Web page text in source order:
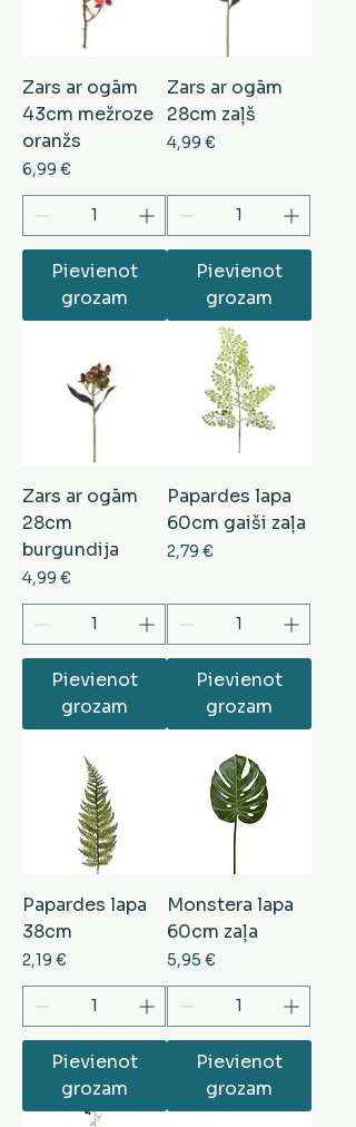
Zars ar ogām
43cm mežroze
oranžs
Cena
6,99 €
Pievienot
grozam
Zars ar ogām
28cm zaļš
Cena
4,99 €
Pievienot
grozam
Zars ar ogām
28cm
burgundija
Cena
4,99 €
Pievienot
grozam
Papardes lapa
60cm gaiši zaļa
Cena
2,79 €
Pievienot
grozam
Papardes lapa
38cm
Cena
2,19 €
Pievienot
grozam
Monstera lapa
60cm zaļa
Cena
5,95 €
Pievienot
grozam